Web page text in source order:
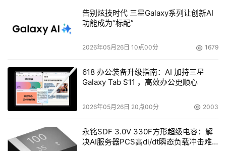
告别炫技时代 三星Galaxy系列让创新AI
功能成为“标配”
2026年05月26日 10点00分 1679
618 办公装备升级指南：AI 加持三星
Galaxy Tab S11 ，高效办公更顺心
2026年05月26日 20点00分 2003
永铭SDF 3.0V 330F方形超级电容：解
决AI服务器PCS高di/dt瞬态负载冲击难